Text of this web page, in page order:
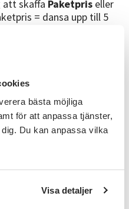
bästa möjliga
för att anpassa tjänster,
Du kan anpassa vilka
Visa detaljer
att skaffa Paketpris eller
= dansa upp till 5
kurser du vill
finns på våra